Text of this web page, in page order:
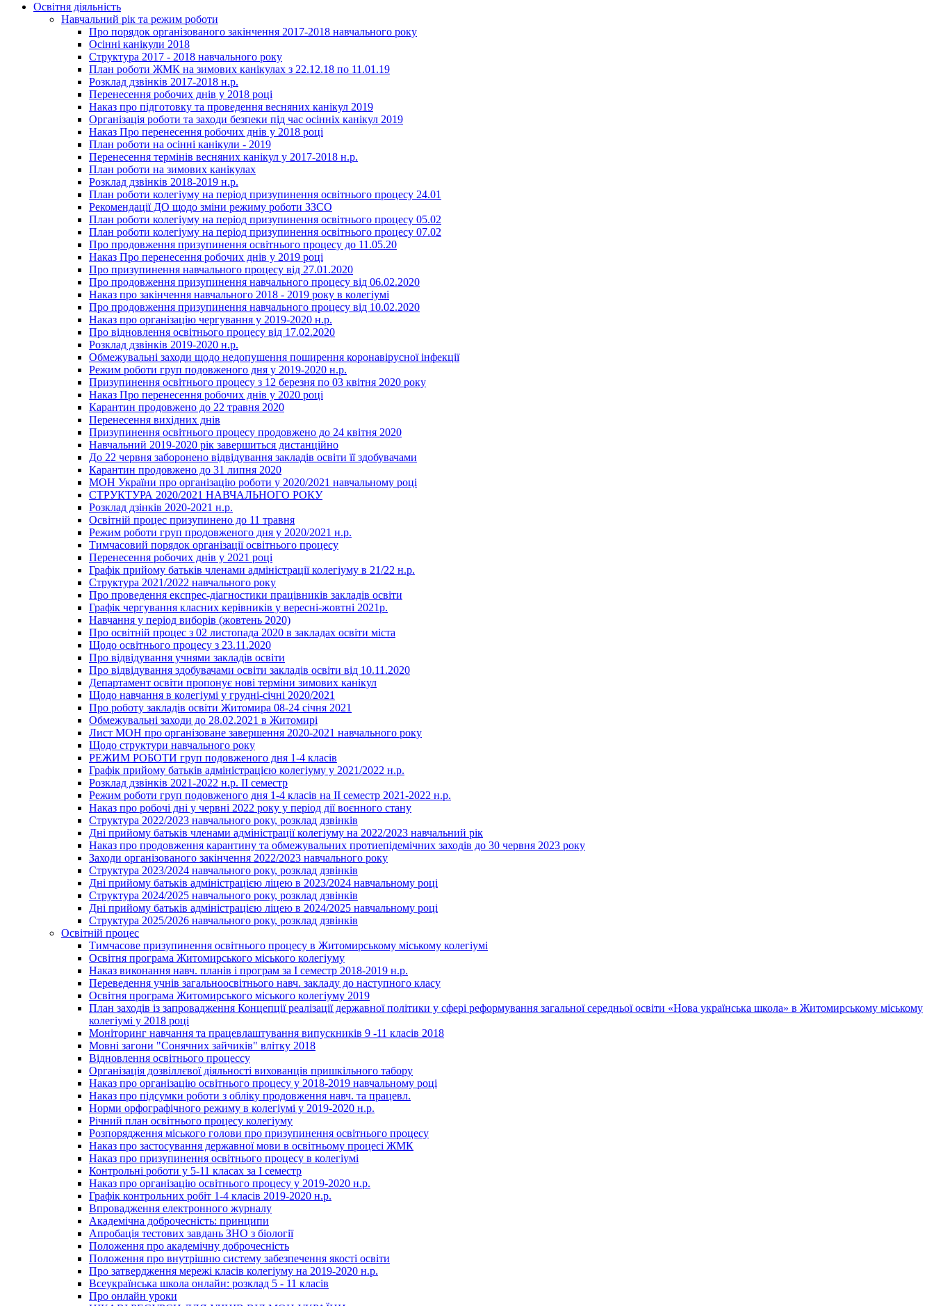
Освітня діяльність
Навчальний рік та режим роботи
Про порядок організованого закінчення 2017-2018 навчального року
Осінні канікули 2018
Структура 2017 - 2018 навчального року
План роботи ЖМК на зимових канікулах з 22.12.18 по 11.01.19
Розклад дзвінків 2017-2018 н.р.
Перенесення робочих днів у 2018 році
Наказ про підготовку та проведення весняних канікул 2019
Організація роботи та заходи безпеки під час осінніх канікул 2019
Наказ Про перенесення робочих днів у 2018 році
План роботи на осінні канікули - 2019
Перенесення термінів весняних канікул у 2017-2018 н.р.
План роботи на зимових канікулах
Розклад дзвінків 2018-2019 н.р.
План роботи колегіуму на період призупинення освітнього процесу 24.01
Рекомендації ДО щодо зміни режиму роботи ЗЗСО
План роботи колегіуму на період призупинення освітнього процесу 05.02
План роботи колегіуму на період призупинення освітнього процесу 07.02
Про продовження призупинення освітнього процесу до 11.05.20
Наказ Про перенесення робочих днів у 2019 році
Про призупинення навчального процесу від 27.01.2020
Про продовження призупинення навчального процесу від 06.02.2020
Наказ про закінчення навчального 2018 - 2019 року в колегіумі
Про продовження призупинення навчального процесу від 10.02.2020
Наказ про організацію чергування у 2019-2020 н.р.
Про відновлення освітнього процесу від 17.02.2020
Розклад дзвінків 2019-2020 н.р.
Обмежувальні заходи щодо недопушення поширення коронавірусної інфекції
Режим роботи груп подовженого дня у 2019-2020 н.р.
Призупинення освітнього процесу з 12 березня по 03 квітня 2020 року
Наказ Про перенесення робочих днів у 2020 році
Карантин продовжено до 22 травня 2020
Перенесення вихідних днів
Призупинення освітнього процесу продовжено до 24 квітня 2020
Навчальний 2019-2020 рік завершиться дистанційно
До 22 червня заборонено відвідування закладів освіти її здобувачами
Карантин продовжено до 31 липня 2020
МОН України про організацію роботи у 2020/2021 навчальному році
СТРУКТУРА 2020/2021 НАВЧАЛЬНОГО РОКУ
Розклад дзінків 2020-2021 н.р.
Освітній процес призупинено до 11 травня
Режим роботи груп продовженого дня у 2020/2021 н.р.
Тимчасовий порядок організації освітнього процесу
Перенесення робочих днів у 2021 році
Графік прийому батьків членами адміністрації колегіуму в 21/22 н.р.
Структура 2021/2022 навчального року
Про проведення експрес-діагностики працівників закладів освіти
Графік чергування класних керівників у вересні-жовтні 2021р.
Навчання у період виборів (жовтень 2020)
Про освітній процес з 02 листопада 2020 в закладах освіти міста
Щодо освітнього процесу з 23.11.2020
Про відвідування учнями закладів освіти
Про відвідування здобувачами освіти закладів освіти від 10.11.2020
Департамент освіти пропонує нові терміни зимових канікул
Щодо навчання в колегіумі у грудні-січні 2020/2021
Про роботу закладів освіти Житомира 08-24 січня 2021
Обмежувальні заходи до 28.02.2021 в Житомирі
Лист МОН про організоване завершення 2020-2021 навчального року
Щодо структури навчального року
РЕЖИМ РОБОТИ груп подовженого дня 1-4 класів
Графік прийому батьків адміністрацією колегіуму у 2021/2022 н.р.
Розклад дзвінків 2021-2022 н.р. ІІ семестр
Режим роботи груп подовженого дня 1-4 класів на ІІ семестр 2021-2022 н.р.
Наказ про робочі дні у червні 2022 року у період дії воєнного стану
Структура 2022/2023 навчального року, розклад дзвінків
Дні прийому батьків членами адміністрації колегіуму на 2022/2023 навчальний рік
Наказ про продовження карантину та обмежувальних протиепідемічних заходів до 30 червня 2023 року
Заходи організованого закінчення 2022/2023 навчального року
Структура 2023/2024 навчального року, розклад дзвінків
Дні прийому батьків адміністрацією ліцею в 2023/2024 навчальному році
Структура 2024/2025 навчального року, розклад дзвінків
Дні прийому батьків адміністрацією ліцею в 2024/2025 навчальному році
Структура 2025/2026 навчального року, розклад дзвінків
Освітній процес
Тимчасове призупинення освітнього процесу в Житомирському міському колегіумі
Освітня програма Житомирського міського колегіуму
Наказ виконання навч. планів і програм за І семестр 2018-2019 н.р.
Переведення учнів загальноосвітнього навч. закладу до наступного класу
Освітня програма Житомирського міського колегіуму 2019
План заходів із запровадження Концепції реалізації державної політики у сфері реформування загальної середньої освіти «Нова українська школа» в Житомирському міському
колегіумі у 2018 році
Моніторинг навчання та працевлаштування випускників 9 -11 класів 2018
Мовні загони "Сонячних зайчиків" влітку 2018
Відновлення освітнього процессу
Організація дозвіллєвої діяльності вихованців пришкільного табору
Наказ про організацію освітнього процесу у 2018-2019 навчальному році
Наказ про підсумки роботи з обліку продовження навч. та працевл.
Норми орфографічного режиму в колегіумі у 2019-2020 н.р.
Річний план освітнього процесу колегіуму
Розпорядження міського голови про призупинення освітнього процесу
Наказ про застосування державної мови в освітньому процесі ЖМК
Наказ про призупинення освітнього процесу в колегіумі
Контрольні роботи у 5-11 класах за І семестр
Наказ про організацію освітнього процесу у 2019-2020 н.р.
Графік контрольних робіт 1-4 класів 2019-2020 н.р.
Впровадження електронного журналу
Академічна доброчесність: принципи
Апробація тестових завдань ЗНО з біології
Положення про академічну доброчесність
Положення про внутрішню систему забезпечення якості освіти
Про затвердження мережі класів колегіуму на 2019-2020 н.р.
Всеукраїнська школа онлайн: розклад 5 - 11 класів
Про онлайн уроки